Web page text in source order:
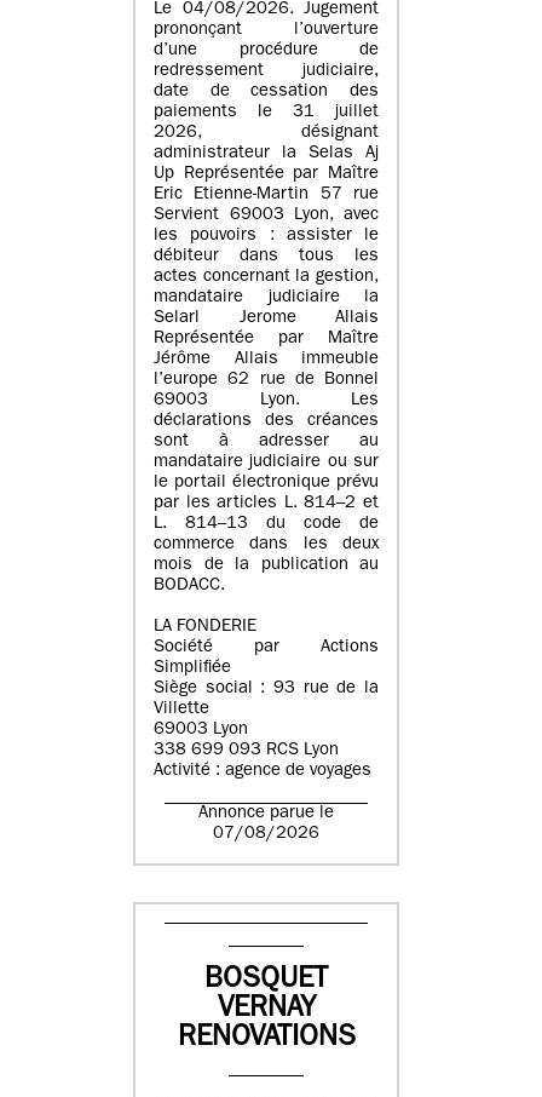
Le 04/08/2026. Jugement
prononçant l’ouverture
d’une procédure de
redressement judiciaire,
date de cessation des
paiements le 31 juillet
2026, désignant
administrateur la Selas Aj
Up Représentée par Maître
Eric Etienne-Martin 57 rue
Servient 69003 Lyon, avec
les pouvoirs : assister le
débiteur dans tous les
actes concernant la gestion,
mandataire judiciaire la
Selarl Jerome Allais
Représentée par Maître
Jérôme Allais immeuble
l’europe 62 rue de Bonnel
69003 Lyon. Les
déclarations des créances
sont à adresser au
mandataire judiciaire ou sur
le portail électronique prévu
par les articles L. 814–2 et
L. 814–13 du code de
commerce dans les deux
mois de la publication au
BODACC.
LA FONDERIE
Société par Actions
Simplifiée
Siège social : 93 rue de la
Villette
69003 Lyon
338 699 093 RCS Lyon
Activité : agence de voyages
Annonce parue le
07/08/2026
BOSQUET
VERNAY
RENOVATIONS